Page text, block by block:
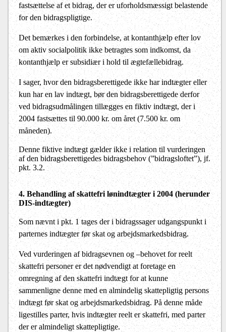
fastsættelse af et bidrag, der er uforholdsmæssigt belastende
for den bidragspligtige.
Det bemærkes i den forbindelse, at kontanthjælp efter lov
om aktiv socialpolitik ikke betragtes som indkomst, da
kontanthjælp er subsidiær i hold til ægtefællebidrag.
I sager, hvor den bidragsberettigede ikke har indtægter eller
kun har en lav indtægt, bør den bidragsberettigede derfor
ved bidragsudmålingen tillægges en fiktiv indtægt, der i
2004 fastsættes til 90.000 kr. om året (7.500 kr. om
måneden).
Denne fiktive indtægt gælder ikke i relation til vurderingen
af den bidragsberettigedes bidragsbehov (”bidragsloftet”), jf.
pkt. 3.2.
4. Behandling af skattefri lønindtægter i 2004 (herunder
DIS-indtægter)
Som nævnt i pkt. 1 tages der i bidragssager udgangspunkt i
parternes indtægter før skat og arbejdsmarkedsbidrag.
Ved vurderingen af bidragsevnen og –behovet for reelt
skattefri personer er det nødvendigt at foretage en
omregning af den skattefri indtægt for at kunne
sammenligne denne med en almindelig skattepligtig persons
indtægt før skat og arbejdsmarkedsbidrag. På denne måde
ligestilles parter, hvis indtægter reelt er skattefri, med parter
der er almindeligt skattepligtige.